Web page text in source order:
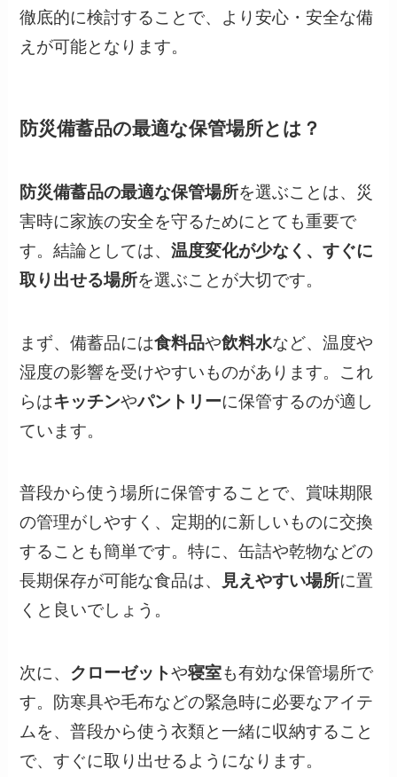
徹底的に検討することで、より安心・安全な備
えが可能となります。
防災備蓄品の最適な保管場所とは？
防災備蓄品の最適な保管場所を選ぶことは、災
害時に家族の安全を守るためにとても重要で
す。結論としては、温度変化が少なく、すぐに
取り出せる場所を選ぶことが大切です。
まず、備蓄品には食料品や飲料水など、温度や
湿度の影響を受けやすいものがあります。これ
らはキッチンやパントリーに保管するのが適し
ています。
普段から使う場所に保管することで、賞味期限
の管理がしやすく、定期的に新しいものに交換
することも簡単です。特に、缶詰や乾物などの
長期保存が可能な食品は、
見えやすい場所に置
くと良いでしょう。
次に、 クローゼットや寝室も有効な保管場所で
す。防寒具や毛布などの緊急時に必要なアイテ
ムを、普段から使う衣類と一緒に収納すること
で、すぐに取り出せるようになります。